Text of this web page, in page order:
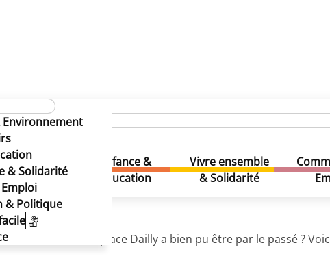
Environnement
& Solidarité
& Politique
& Loisirs
Enfance &
Education
Vivre ensemble
& Solidarité
de la place Dailly
de la place Dailly
de la place Dailly
bâtiment situé place Dailly a bien pu être par le passé ?